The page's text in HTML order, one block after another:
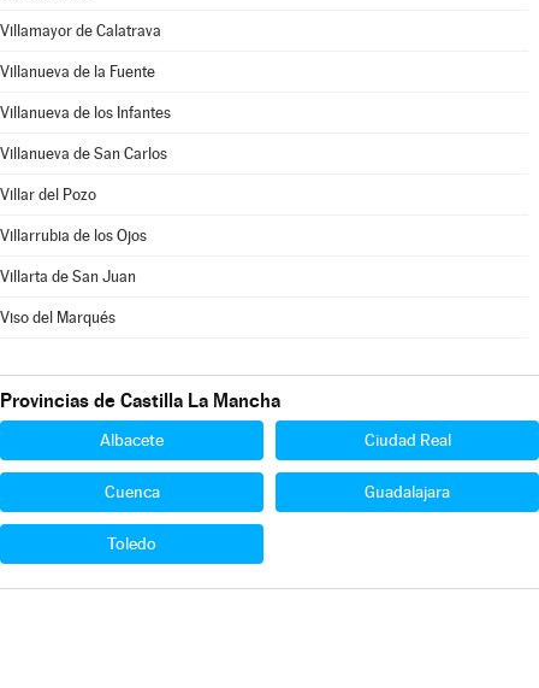
Villamayor de Calatrava
Villanueva de la Fuente
Villanueva de los Infantes
Villanueva de San Carlos
Villar del Pozo
Villarrubia de los Ojos
Villarta de San Juan
Viso del Marqués
Provincias de Castilla La Mancha
Albacete Ciudad Real
Cuenca Guadalajara
Toledo